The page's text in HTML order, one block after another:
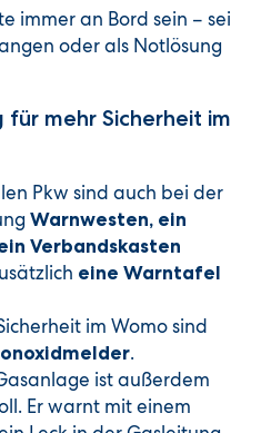
immer an Bord sein – sei
oder als Notlösung
mehr Sicherheit im
Pkw sind auch bei der
Warnwesten, ein
Verbandskasten
eine Warntafel
im Womo sind
.
ist außerdem
Er warnt mit einem